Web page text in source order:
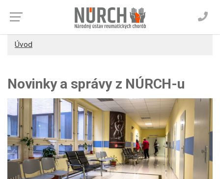
Úvod
Novinky a správy z NÚRCH-u